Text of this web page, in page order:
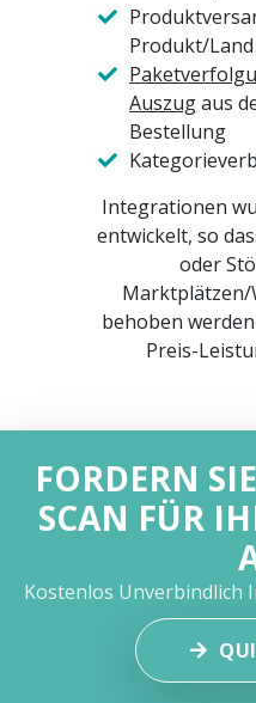
Produkt/Land
Auszugaus
Bestellung
Integrationen
entwickelt, so
oder
Marktplätzen/
behoben
Preis-
FORDERN
SCAN FÜR
Kostenlos Unverbindlich